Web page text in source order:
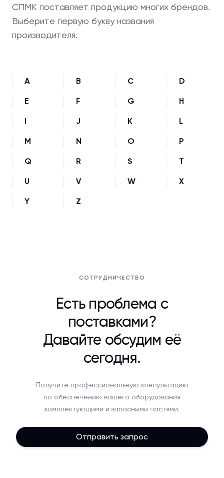
СПМК поставляет продукцию многих брендов.
Выберите первую букву названия
производителя.
A B C D
E F G H
I J K L
M N O P
Q R S T
U V W X
Y Z
СОТРУДНИЧЕСТВО
Есть проблема с
поставками?
Давайте обсудим её
сегодня.
Получите профессиональную консультацию
по обеспечению вашего оборудования
комплектующими и запасными частями.
Отправить запрос